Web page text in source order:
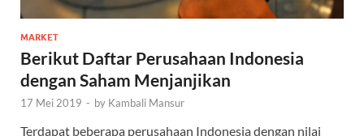
MARKET
Berikut Daftar Perusahaan Indonesia
dengan Saham Menjanjikan
17 Mei 2019 - by Kambali Mansur
Terdapat beberapa perusahaan Indonesia dengan nilai